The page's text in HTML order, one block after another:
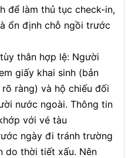
để làm thủ tục check-in,
ổn định chỗ ngồi trước
thân hợp lệ: Người
giấy khai sinh (bản
ràng) và hộ chiếu đối
nước ngoài. Thông tin
với vé tàu
ngày đi tránh trường
do thời tiết xấu. Nên